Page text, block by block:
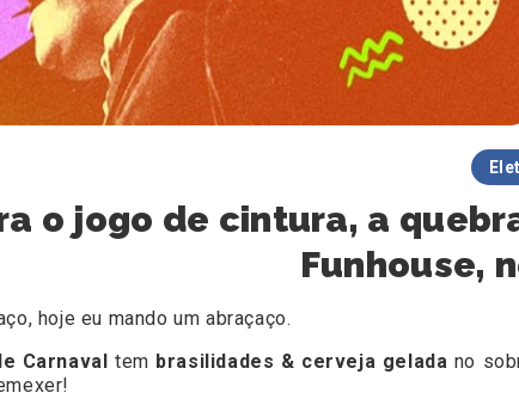
o jogo de cintura, a
Funhouse,
hoje eu mando um abraçaço.
Carnaval tem brasilidades & cerveja gelada no